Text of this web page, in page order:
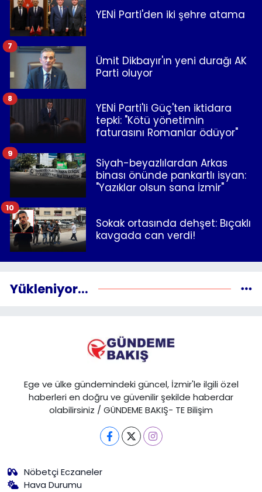
YENİ Parti'den iki şehre atama
Ümit Dikbayır'ın yeni durağı AK
Parti oluyor
7
YENİ Parti'li Güç'ten iktidara
tepki: "Kötü yönetimin
faturasını Romanlar ödüyor"
8
Siyah-beyazlılardan Arkas
binası önünde pankartlı isyan:
"Yazıklar olsun sana İzmir"
9
Sokak ortasında dehşet: Bıçaklı
kavgada can verdi!
10
Yükleniyor...
Ege ve ülke gündemindeki güncel, İzmir'le ilgili özel
haberleri en doğru ve güvenilir şekilde haberdar
olabilirsiniz / GÜNDEME BAKIŞ- TE Bilişim
Nöbetçi Eczaneler
Hava Durumu